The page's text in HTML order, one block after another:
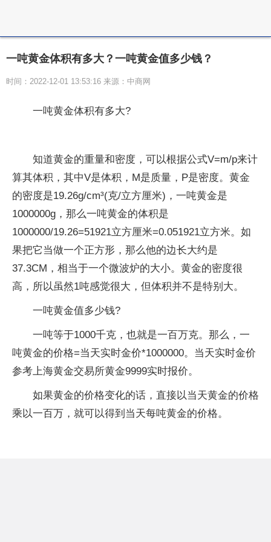
一吨黄金体积有多大？一吨黄金值多少钱？
时间：2022-12-01 13:53:16 来源：中商网
一吨黄金体积有多大?
知道黄金的重量和密度，可以根据公式V=m/p来计
算其体积，其中V是体积，M是质量，P是密度。黄金
的密度是19.26g/cm³(克/立方厘米)，一吨黄金是
1000000g，那么一吨黄金的体积是
1000000/19.26=51921立方厘米=0.051921立方米。如
果把它当做一个正方形，那么他的边长大约是
37.3CM，相当于一个微波炉的大小。黄金的密度很
高，所以虽然1吨感觉很大，但体积并不是特别大。
一吨黄金值多少钱?
一吨等于1000千克，也就是一百万克。那么，一
吨黄金的价格=当天实时金价*1000000。当天实时金价
参考上海黄金交易所黄金9999实时报价。
如果黄金的价格变化的话，直接以当天黄金的价格
乘以一百万，就可以得到当天每吨黄金的价格。